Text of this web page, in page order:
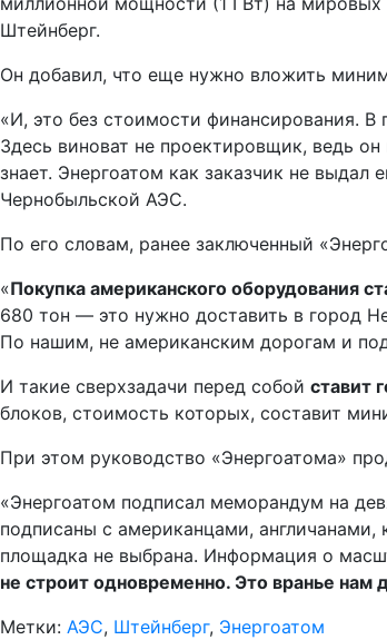
Штейнберг.
Он добавил, что еще нужно вложить
«И, это без стоимости финансирования. В
Здесь виноват не проектировщик, ведь
знает. Энергоатом как заказчик не
Чернобыльской АЭС.
По его словам, ранее заключенный
«Покупка американского оборудования
680 тон — это нужно доставить в город
По нашим, не американским дорогам и
И такие сверхзадачи перед собой ставит
блоков, стоимость которых, составит
При этом руководство «Энергоатома»
«Энергоатом подписал меморандум на
подписаны с американцами,
площадка не выбрана. Информация о
не строит одновременно. Это вранье нам
Метки: АЭС, Штейнберг, Энергоатом